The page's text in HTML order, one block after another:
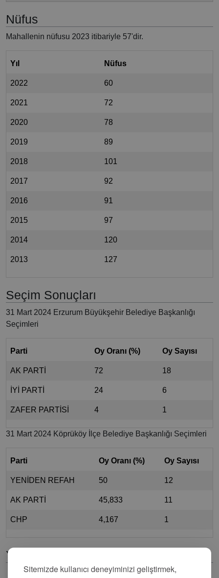
Sitemizde kullanıcı deneyiminizi geliştirmek,
Nüfus
Mahallenin nüfusu 2023 itibariyle 57'dir.
Yıl Nüfus
2022 60
2021 72
2020 78
2019 89
2018 101
2017 92
2016 91
2015 97
2014 120
2013 127
Seçim Sonuçları
31 Mart 2024 Erzurum Büyükşehir Belediye Başkanlığı
Seçimleri
Parti Oy Oranı (%) Oy Sayısı
AK PARTİ 72 18
İYİ PARTİ 24 6
ZAFER PARTİSİ 4 1
31 Mart 2024 Köprüköy İlçe Belediye Başkanlığı Seçimleri
Parti Oy Oranı (%) Oy Sayısı
YENİDEN REFAH 50 12
AK PARTİ 45,833 11
CHP 4,167 1
Yorumlar